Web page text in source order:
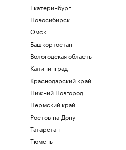
Екатеринбург
Новосибирск
Омск
Башкортостан
Вологодская область
Калининград
Краснодарский край
Нижний Новгород
Пермский край
Ростов-на-Дону
Татарстан
Тюмень